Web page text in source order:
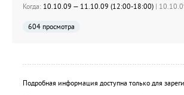
Когда: 10.10.09 — 11.10.09 (12:00-18:00) |
604 просмотра
Подробная информация доступна только для